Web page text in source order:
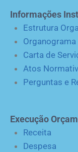
Informações
Estrutura
Organograma
Carta de
Atos
Perguntas e
Execução
Receita
Despesa